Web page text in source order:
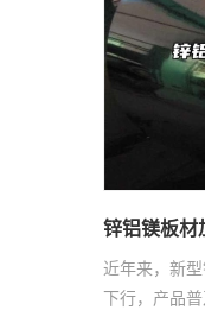
近年来，新
下行，产品